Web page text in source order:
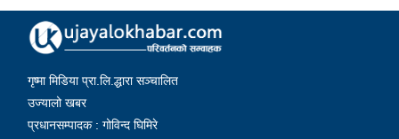
गृष्मा मिडिया प्रा.लि.द्धारा सञ्चालित
उज्यालो खबर
प्रधानसम्पादक : गोविन्द घिमिरे